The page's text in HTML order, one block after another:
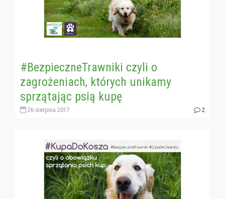
#BezpieczneTrawniki czyli o
zagrożeniach, których unikamy
sprzątając psią kupę
26 sierpnia 2017 2